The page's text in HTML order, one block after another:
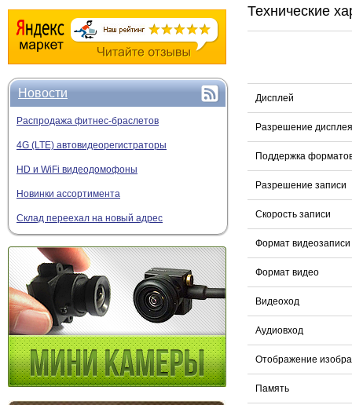
Новости
Распродажа фитнес-браслетов
4G (LTE) автовидеорегистраторы
HD и WiFi видеодомофоны
Новинки ассортимента
Склад переехал на новый адрес
Технические
Дисплей
Разрешение дисплея
Поддержка
Разрешение записи
Скорость записи
Формат видеозаписи
Формат видео
Видеоход
Аудиовход
Отображение
Память